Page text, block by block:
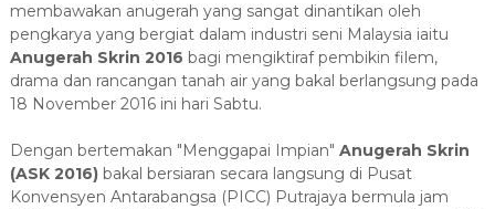
membawakan anugerah yang sangat dinantikan oleh
pengkarya yang bergiat dalam industri seni Malaysia iaitu
Anugerah Skrin 2016 bagi mengiktiraf pembikin filem,
drama dan rancangan tanah air yang bakal berlangsung pada
18 November 2016 ini hari Sabtu.
Dengan bertemakan "Menggapai Impian" Anugerah Skrin
(ASK 2016) bakal bersiaran secara langsung di Pusat
Konvensyen Antarabangsa (PICC) Putrajaya bermula jam